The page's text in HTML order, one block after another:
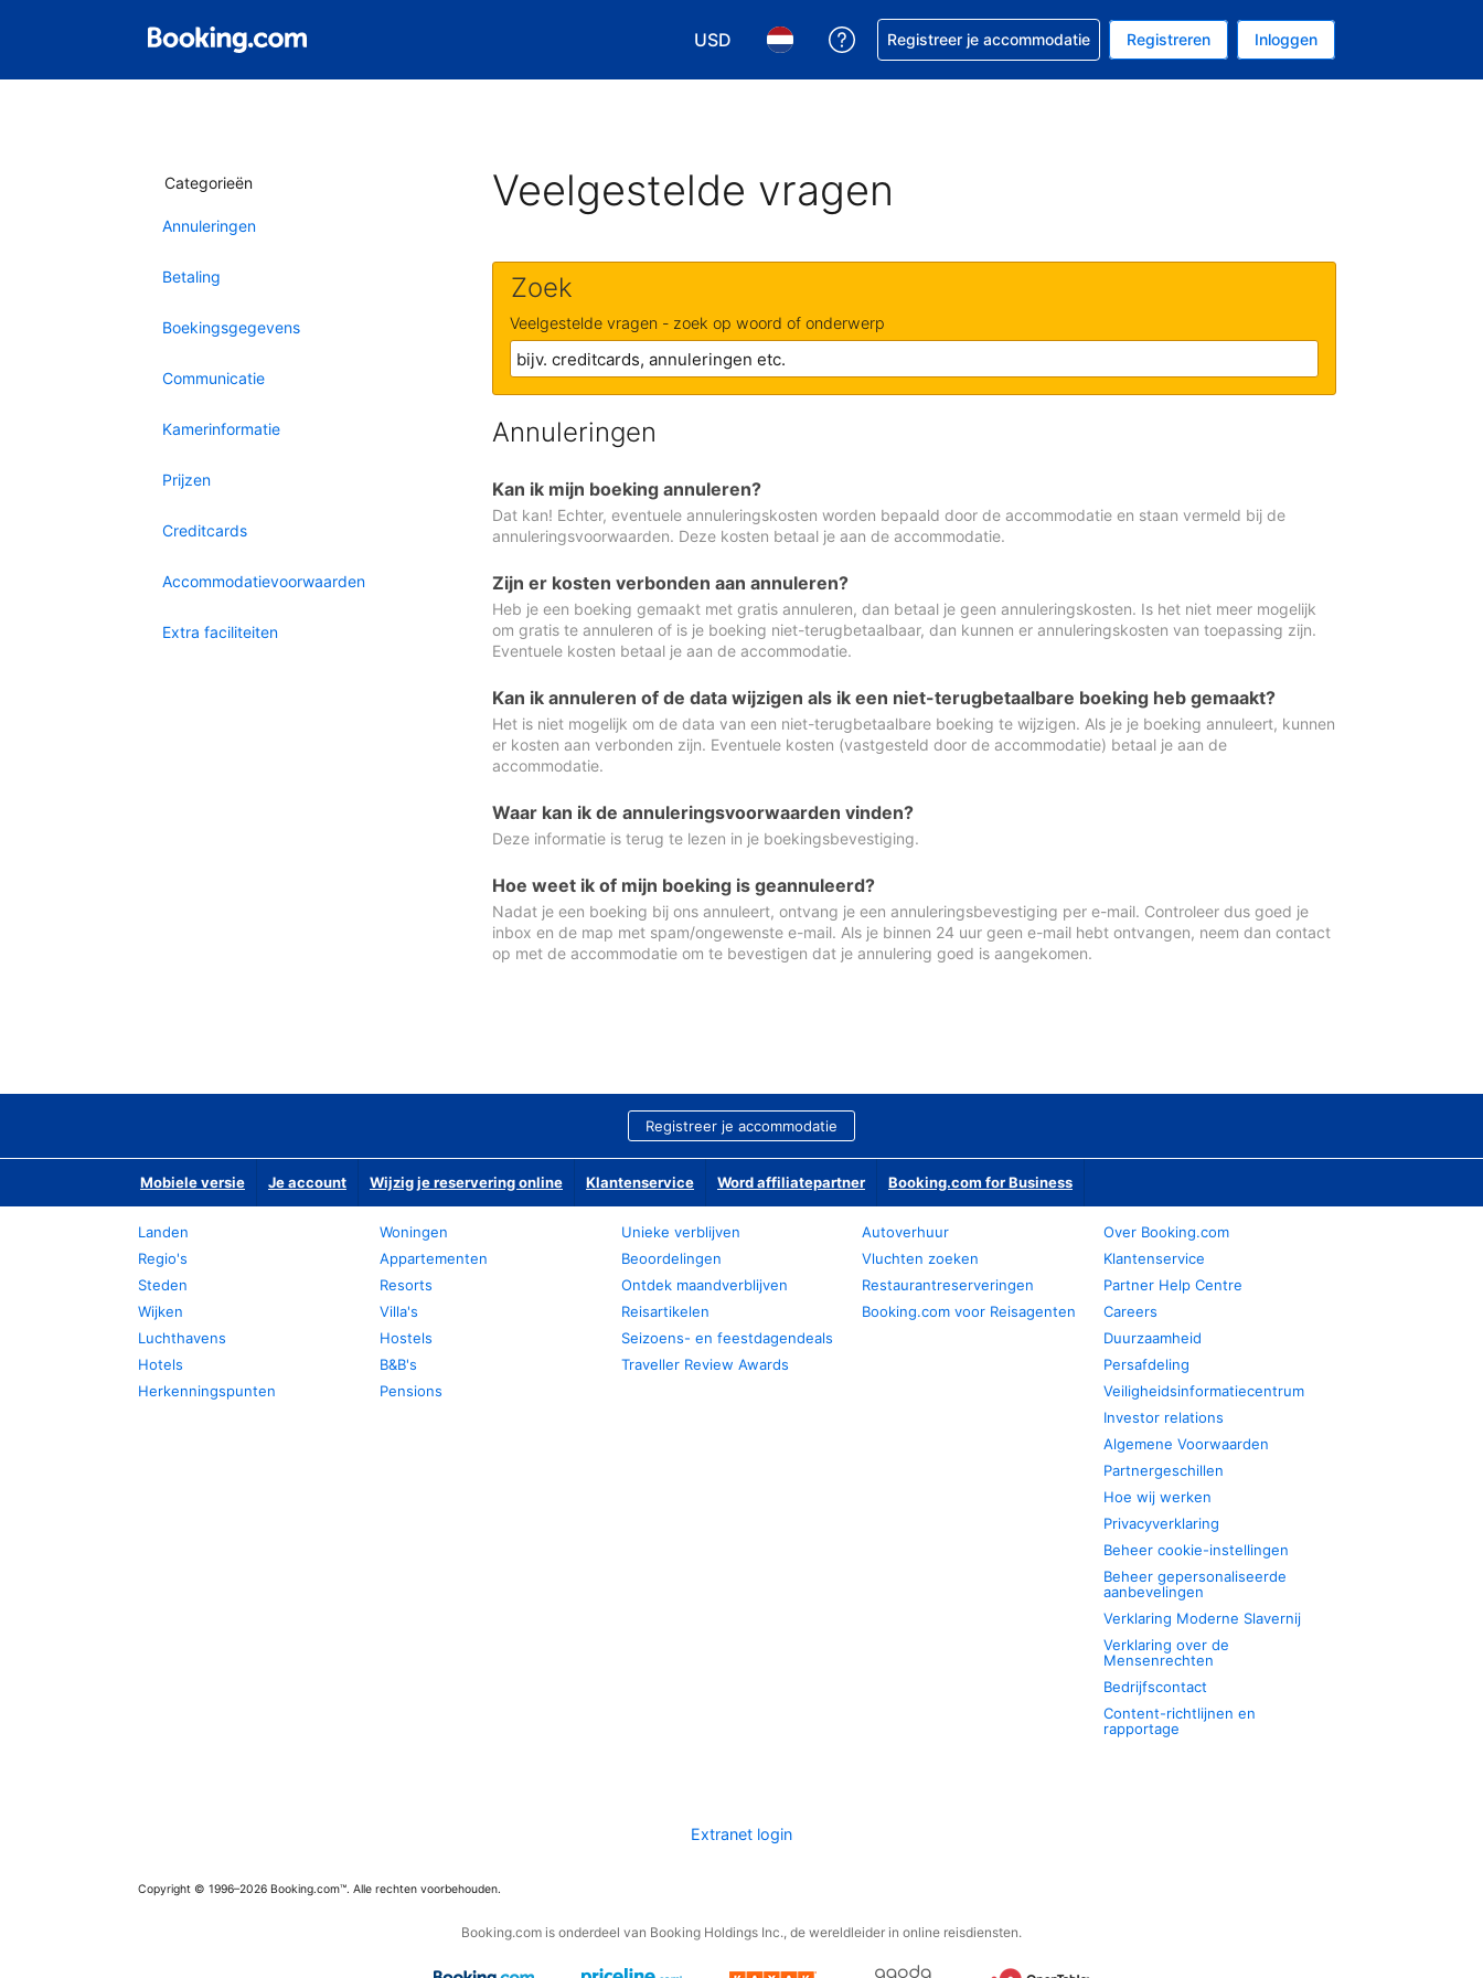
USD
Kies je valuta. Je huidige valuta is Amerikaanse dollar
Kies je taal. Je huidige taal is Nederlands
Krijg hulp bij je reservering
Registreer je accommodatie Registreren Inloggen
Categorieën
Annuleringen
Betaling
Boekingsgegevens
Communicatie
Kamerinformatie
Prijzen
Creditcards
Accommodatievoorwaarden
Extra faciliteiten
Veelgestelde vragen
Zoek
Veelgestelde vragen - zoek op woord of onderwerp
Annuleringen
Kan ik mijn boeking annuleren?
Dat kan! Echter, eventuele annuleringskosten worden bepaald door de accommodatie en staan vermeld bij de
annuleringsvoorwaarden. Deze kosten betaal je aan de accommodatie.
Zijn er kosten verbonden aan annuleren?
Heb je een boeking gemaakt met gratis annuleren, dan betaal je geen annuleringskosten. Is het niet meer mogelijk
om gratis te annuleren of is je boeking niet-terugbetaalbaar, dan kunnen er annuleringskosten van toepassing zijn.
Eventuele kosten betaal je aan de accommodatie.
Kan ik annuleren of de data wijzigen als ik een niet-terugbetaalbare boeking heb gemaakt?
Het is niet mogelijk om de data van een niet-terugbetaalbare boeking te wijzigen. Als je je boeking annuleert, kunnen
er kosten aan verbonden zijn. Eventuele kosten (vastgesteld door de accommodatie) betaal je aan de
accommodatie.
Waar kan ik de annuleringsvoorwaarden vinden?
Deze informatie is terug te lezen in je boekingsbevestiging.
Hoe weet ik of mijn boeking is geannuleerd?
Nadat je een boeking bij ons annuleert, ontvang je een annuleringsbevestiging per e-mail. Controleer dus goed je
inbox en de map met spam/ongewenste e-mail. Als je binnen 24 uur geen e-mail hebt ontvangen, neem dan contact
op met de accommodatie om te bevestigen dat je annulering goed is aangekomen.
Registreer je accommodatie
Mobiele versie Je account Wijzig je reservering online Klantenservice Word affiliatepartner Booking.com for Business
Landen
Regio's
Steden
Wijken
Luchthavens
Hotels
Herkenningspunten
Woningen
Appartementen
Resorts
Villa's
Hostels
B&B's
Pensions
Unieke verblijven
Beoordelingen
Ontdek maandverblijven
Reisartikelen
Seizoens- en feestdagendeals
Traveller Review Awards
Autoverhuur
Vluchten zoeken
Restaurantreserveringen
Booking.com voor Reisagenten
Over Booking.com
Klantenservice
Partner Help Centre
Careers
Duurzaamheid
Persafdeling
Veiligheidsinformatiecentrum
Investor relations
Algemene Voorwaarden
Partnergeschillen
Hoe wij werken
Privacyverklaring
Beheer cookie-instellingen
Beheer gepersonaliseerde
aanbevelingen
Verklaring Moderne Slavernij
Verklaring over de
Mensenrechten
Bedrijfscontact
Content-richtlijnen en
rapportage
Extranet login
Copyright © 1996–2026 Booking.com™. Alle rechten voorbehouden.
Booking.com is onderdeel van Booking Holdings Inc., de wereldleider in online reisdiensten.